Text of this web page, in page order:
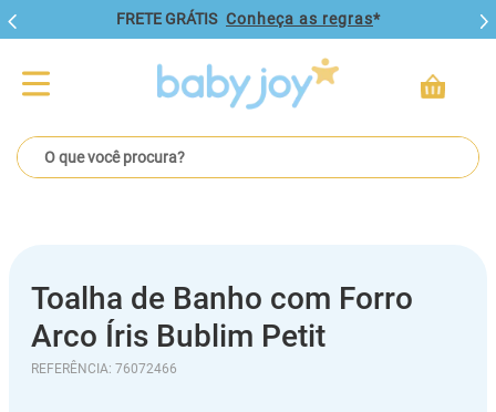
FRETE GRÁTIS Conheça as regras*
O que você procura?
Toalha de Banho com Forro
Arco Íris Bublim Petit
REFERÊNCIA: 76072466